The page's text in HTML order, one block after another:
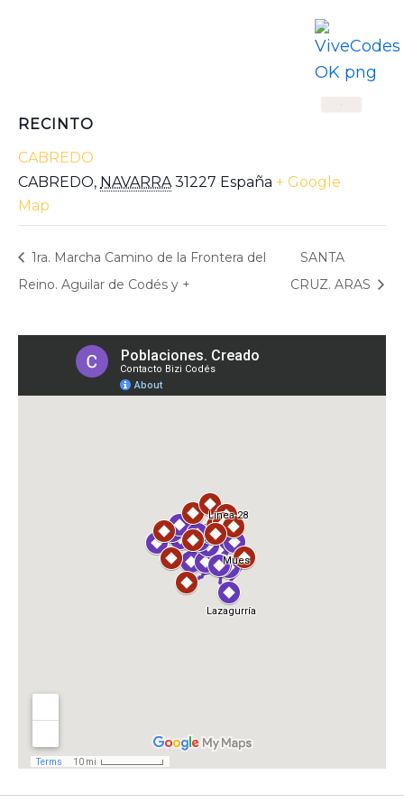
RECINTO
CABREDO
CABREDO, NAVARRA 31227 España + Google
Map
1ra. Marcha Camino de la Frontera del
Reino. Aguilar de Codés y +
SANTA
CRUZ. ARAS